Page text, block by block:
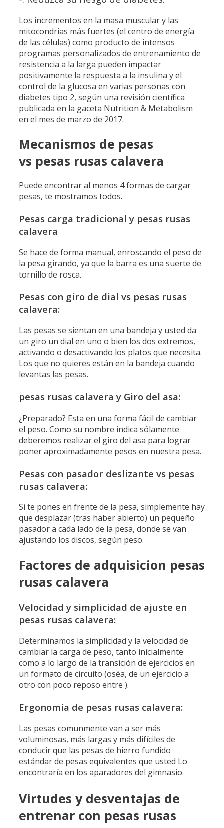
Los incrementos en la masa muscular y las
mitocondrias más fuertes (el centro de energía
de las células) como producto de intensos
programas personalizados de entrenamiento de
resistencia a la larga pueden impactar
positivamente la respuesta a la insulina y el
control de la glucosa en varias personas con
diabetes tipo 2, según una revisión científica
publicada en la gaceta Nutrition & Metabolism
en el mes de marzo de 2017.
Mecanismos de pesas
vs pesas rusas calavera
Puede encontrar al menos 4 formas de cargar
pesas, te mostramos todos.
Pesas carga tradicional y pesas rusas
calavera
Se hace de forma manual, enroscando el peso de
la pesa girando, ya que la barra es una suerte de
tornillo de rosca.
Pesas con giro de dial vs pesas rusas
calavera:
Las pesas se sientan en una bandeja y usted da
un giro un dial en uno o bien los dos extremos,
activando o desactivando los platos que necesita.
Los que no quieres están en la bandeja cuando
levantas las pesas.
pesas rusas calavera y Giro del asa:
¿Preparado? Esta en una forma fácil de cambiar
el peso. Como su nombre indica sólamente
deberemos realizar el giro del asa para lograr
poner aproximadamente pesos en nuestra pesa.
Pesas con pasador deslizante vs pesas
rusas calavera:
Si te pones en frente de la pesa, simplemente hay
que desplazar (tras haber abierto) un pequeño
pasador a cada lado de la pesa, donde se van
ajustando los discos, según peso.
Factores de adquisicion pesas
rusas calavera
Velocidad y simplicidad de ajuste en
pesas rusas calavera:
Determinamos la simplicidad y la velocidad de
cambiar la carga de peso, tanto inicialmente
como a lo largo de la transición de ejercicios en
un formato de circuito (oséa, de un ejercicio a
otro con poco reposo entre ).
Ergonomía de pesas rusas calavera:
Las pesas comunmente van a ser más
voluminosas, más largas y más difíciles de
conducir que las pesas de hierro fundido
estándar de pesas equivalentes que usted Lo
encontraría en los aparadores del gimnasio.
Virtudes y desventajas de
entrenar con pesas rusas